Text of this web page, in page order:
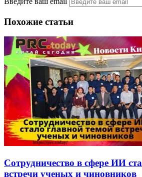
Похожие статьи
Сотрудничество в сфере ИИ
встречи ученых и чиновников